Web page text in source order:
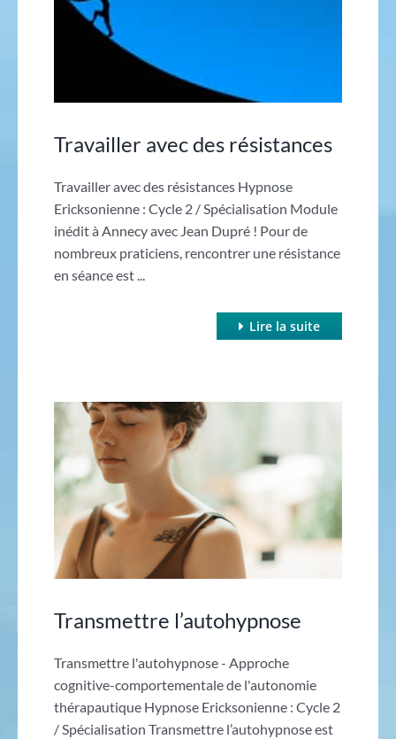
Travailler avec des résistances
Travailler avec des résistances Hypnose
Ericksonienne : Cycle 2 / Spécialisation Module
inédit à Annecy avec Jean Dupré ! Pour de
nombreux praticiens, rencontrer une résistance
en séance est ...
Lire la suite
Transmettre l’autohypnose
Transmettre l'autohypnose - Approche
cognitive-comportementale de l'autonomie
thérapautique Hypnose Ericksonienne : Cycle 2
/ Spécialisation Transmettre l’autohypnose est